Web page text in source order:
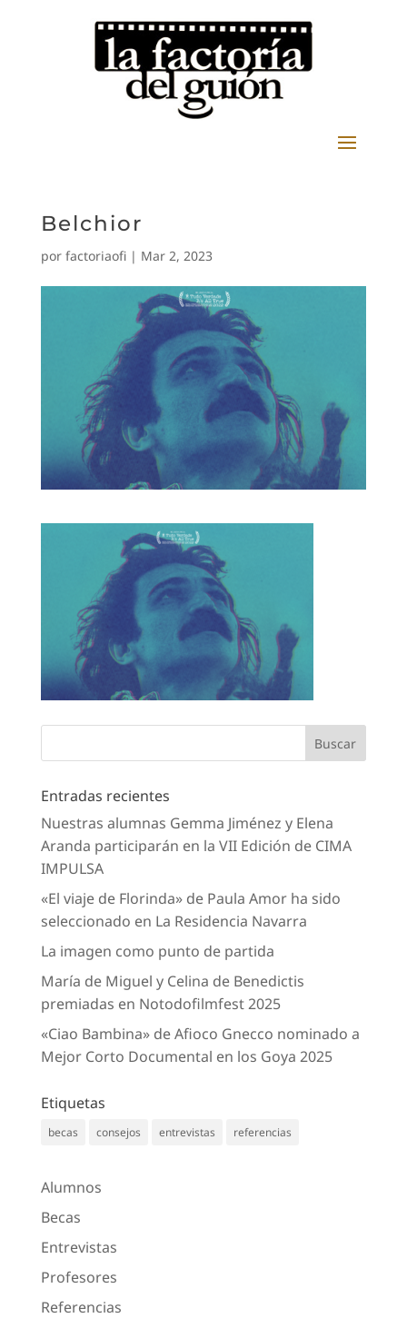
Belchior
por factoriaofi| Mar 2, 2023
Entradas recientes
Nuestras alumnas Gemma Jiménez y Elena
Aranda participarán en la VII Edición de CIMA
IMPULSA
«El viaje de Florinda» de Paula Amor ha sido
seleccionado en La Residencia Navarra
La imagen como punto de partida
María de Miguel y Celina de Benedictis
premiadas en Notodofilmfest 2025
«Ciao Bambina» de Afioco Gnecco nominado a
Mejor Corto Documental en los Goya 2025
Etiquetas
becas consejos entrevistas referencias
Alumnos
Becas
Entrevistas
Profesores
Referencias